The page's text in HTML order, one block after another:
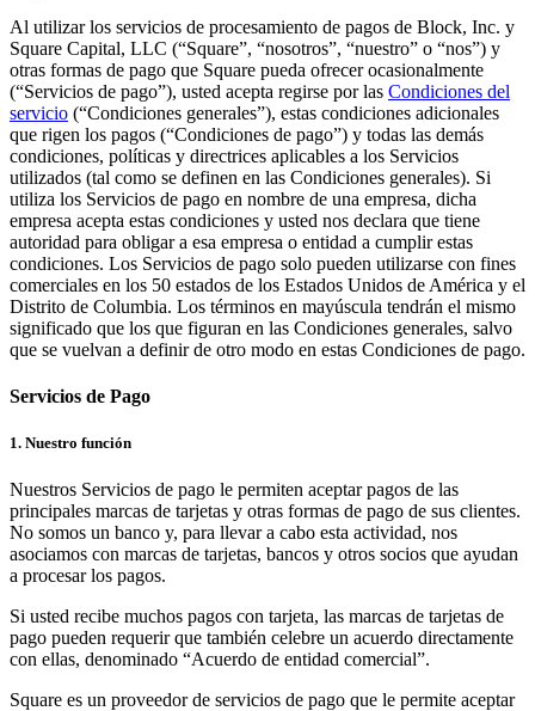
Hardware
Pagos
Clientes
Personal
Banca
Desarrollador
Todos los productos
Lo último
Registro de funciones
Descubrir
Descripción general
Cambia a Square
Tipos
Cafés
Servicio rápido
Servicio completo
Al utilizar los servicios de procesamiento de pagos de Block, Inc. y
Square Capital, LLC (“Square”, “nosotros”, “nuestro” o “nos”) y
otras formas de pago que Square pueda ofrecer ocasionalmente
(“Servicios de pago”), usted acepta regirse por las Condiciones del
servicio (“Condiciones generales”), estas condiciones adicionales
que rigen los pagos (“Condiciones de pago”) y todas las demás
condiciones, políticas y directrices aplicables a los Servicios
utilizados (tal como se definen en las Condiciones generales). Si
utiliza los Servicios de pago en nombre de una empresa, dicha
empresa acepta estas condiciones y usted nos declara que tiene
autoridad para obligar a esa empresa o entidad a cumplir estas
condiciones. Los Servicios de pago solo pueden utilizarse con fines
comerciales en los 50 estados de los Estados Unidos de América y el
Distrito de Columbia. Los términos en mayúscula tendrán el mismo
significado que los que figuran en las Condiciones generales, salvo
que se vuelvan a definir de otro modo en estas Condiciones de pago.
Servicios de Pago
1. Nuestro función
Nuestros Servicios de pago le permiten aceptar pagos de las
principales marcas de tarjetas y otras formas de pago de sus clientes.
No somos un banco y, para llevar a cabo esta actividad, nos
asociamos con marcas de tarjetas, bancos y otros socios que ayudan
a procesar los pagos.
Si usted recibe muchos pagos con tarjeta, las marcas de tarjetas de
pago pueden requerir que también celebre un acuerdo directamente
con ellas, denominado “Acuerdo de entidad comercial”.
Square es un proveedor de servicios de pago que le permite aceptar